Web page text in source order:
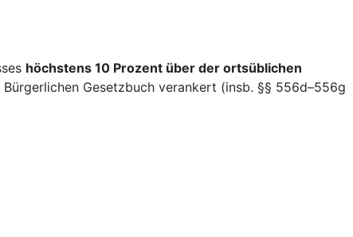
höchstens 10 Prozent über der ortsüblichen
Gesetzbuch verankert (insb. §§ 556d–556g